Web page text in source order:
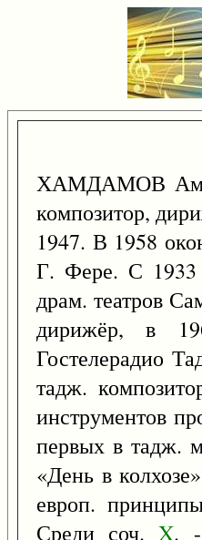
ХАМДАМОВ
композитор,
1947. В 1958
Г. Фере. С 1933
драм. театров
дирижёр, в
Гостелерадио
тадж.
инструментов
первых в тадж.
«День в
европ.
Среди соч.X. -